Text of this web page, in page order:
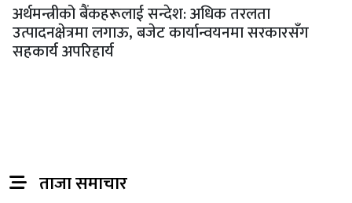
अर्थमन्त्रीको बैंकहरूलाई सन्देश: अधिक तरलता
उत्पादनक्षेत्रमा लगाऊ, बजेट कार्यान्वयनमा सरकारसँग
सहकार्य अपरिहार्य
ताजा समाचार